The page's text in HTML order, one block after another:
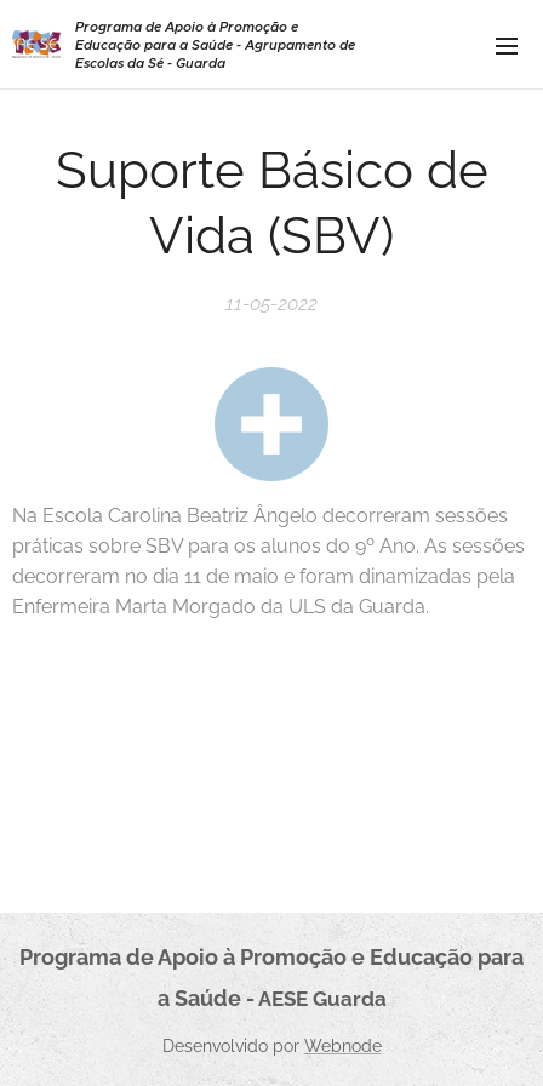
Programa de Apoio à Promoção e
Educação para a Saúde - Agrupamento de
Escolas da Sé - Guarda
Suporte Básico de
Vida (SBV)
11-05-2022
Na Escola Carolina Beatriz Ângelo decorreram sessões
práticas sobre SBV para os alunos do 9º Ano. As sessões
decorreram no dia 11 de maio e foram dinamizadas pela
Enfermeira Marta Morgado da ULS da Guarda.
Programa de Apoio à Promoção e Educação para
a Saúde - AESE Guarda
Desenvolvido por Webnode